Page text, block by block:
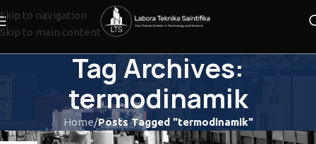
Skip to navigation
Skip to main content
Tag Archives:
termodinamik
Home/Posts Tagged "termodinamik"